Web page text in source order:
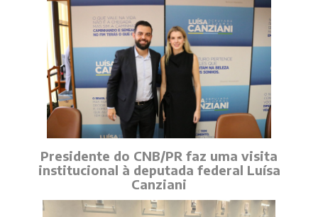
Presidente do CNB/PR faz uma visita
institucional à deputada federal Luísa
Canziani